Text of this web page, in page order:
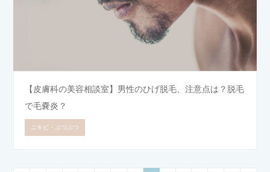
【皮膚科の美容相談室】男性のひげ脱毛、注意点は？脱毛
で毛嚢炎？
ニキビ・ぶつぶつ